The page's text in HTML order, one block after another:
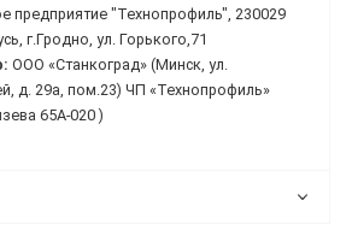
предприятие "Технопрофиль", 230029
г.Гродно, ул. Горького,71
ООО «Станкоград» (Минск, ул.
д. 29а, пом.23) ЧП «Технопрофиль»
65А-020 )